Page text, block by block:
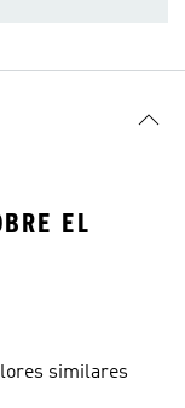
EL
similares